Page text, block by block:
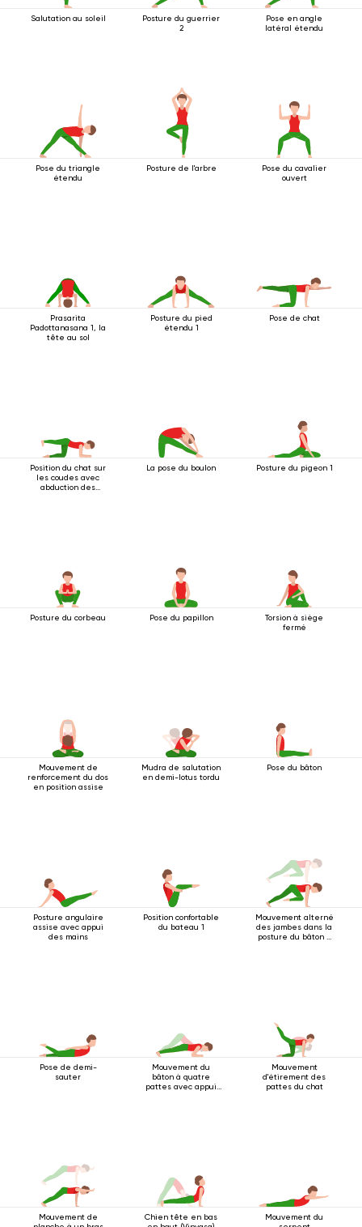
Salutation au soleil
Posture du guerrier
2
Pose en angle
latéral étendu
Pose du triangle
étendu
Posture de l'arbre
Pose du cavalier
ouvert
Prasarita
Padottanasana 1, la
tête au sol
Posture du pied
étendu 1
Pose de chat
Position du chat sur
les coudes avec
abduction des
La pose du boulon Posture du pigeon 1
Posture du corbeau Pose du papillon
Torsion à siège
fermé
Mouvement de
renforcement du dos
en position assise
Mudra de salutation
en demi-lotus tordu
Pose du bâton
Posture angulaire
assise avec appui
des mains
Position confortable
du bateau 1
Mouvement alterné
des jambes dans la
posture du bâton à
Pose de demi-
sauter
Mouvement du
bâton à quatre
pattes avec appui
Mouvement
d'étirement des
pattes du chat
Mouvement de
Chien tête en bas
Mouvement du